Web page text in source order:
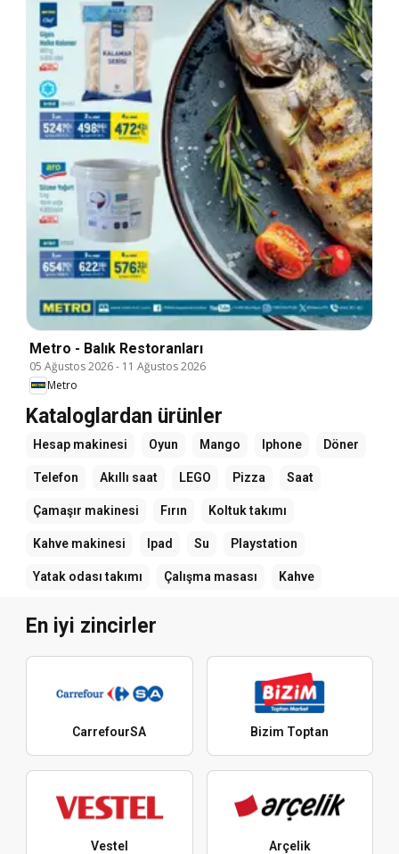
Metro - Balık Restoranları
05 Ağustos 2026- 11 Ağustos 2026
Metro
Kataloglardan ürünler
Hesap makinesi Oyun Mango Iphone Döner
Telefon Akıllı saat LEGO Pizza Saat
Çamaşır makinesi Fırın Koltuk takımı
Kahve makinesi Ipad Su Playstation
Yatak odası takımı Çalışma masası Kahve
En iyi zincirler
CarrefourSA Bizim Toptan
Vestel Arçelik